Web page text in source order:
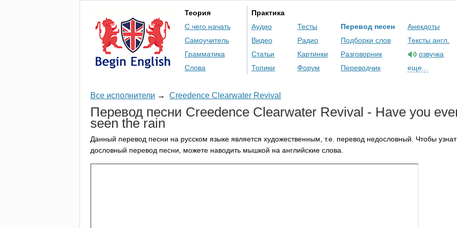
Теория
С чего начать
Самоучитель
Грамматика
Слова
Практика
Аудио
Видео
Статьи
Топики
Тесты
Радио
Картинки
Форум
Перевод песен
Подборки слов
Разговорник
Переводчик
Анекдоты
Тексты англ.
озвучка
еще...
Все исполнители → Creedence Clearwater Revival
Перевод песни Creedence Clearwater Revival - Have you
seen the rain
Данный перевод песни на русском языке является художественным, т.е. перевод недословный. Чтобы
дословный перевод песни, можете наводить мышкой на английские слова.